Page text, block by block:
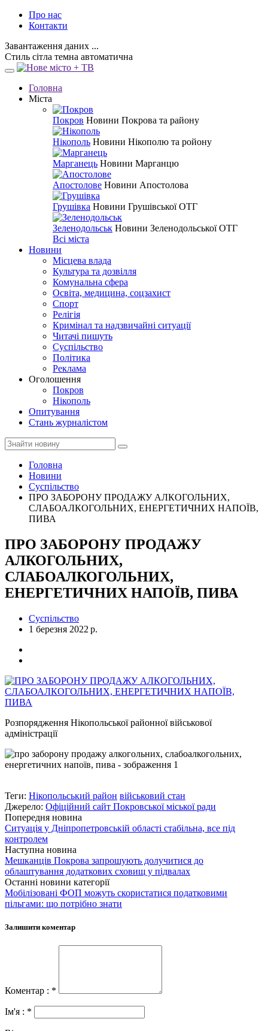
Про нас
Контакти
Завантаження даних ...
Стиль сітла темна автоматична
Головна
Міста
Покров Новини Покрова та району
Нікополь Новини Нікополю та ройону
Марганець Новини Марганцю
Апостолове Новини Апостолова
Грушівка Новини Грушівської ОТГ
Зеленодольськ Новини Зеленодольської ОТГ
Всі міста
Новини
Місцева влада
Культура та дозвілля
Комунальна сфера
Освіта, медицина, соцзахист
Спорт
Релігія
Кримінал та надзвичайні ситуації
Читачі пишуть
Суспільство
Політика
Реклама
Оголошення
Покров
Нікополь
Опитування
Стань журналістом
Головна
Новини
Суспільство
ПРО ЗАБОРОНУ ПРОДАЖУ АЛКОГОЛЬНИХ,
СЛАБОАЛКОГОЛЬНИХ, ЕНЕРГЕТИЧНИХ НАПОЇВ,
ПИВА
ПРО ЗАБОРОНУ ПРОДАЖУ
АЛКОГОЛЬНИХ,
СЛАБОАЛКОГОЛЬНИХ,
ЕНЕРГЕТИЧНИХ НАПОЇВ, ПИВА
Суспільство
1 березня 2022 р.
Розпорядження Нікопольської районної військової
адміністрації
Теги: Нікопольський район військовий стан
Джерело: Офіційний сайт Покровської міської ради
Попередня новина
Ситуація у Дніпропетровській області стабільна, все під
контролем
Наступна новина
Мешканців Покрова запрошують долучитися до
облаштування додаткових сховищ у підвалах
Останні новини категорії
Мобілізовані ФОП можуть скористатися податковими
пільгами: що потрібно знати
Залишити коментар
Коментар : *
Ім'я : *